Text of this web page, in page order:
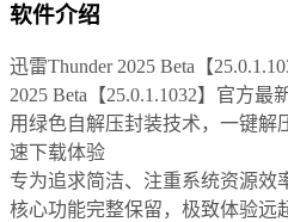
软件介绍
迅雷Thunder 2025 Beta【
2025 Beta【25.0.1.1032】官方
用绿色自解压封装技术，一键解
速下载体验
专为追求简洁、注重系统资源效
核心功能完整保留，极致体验远